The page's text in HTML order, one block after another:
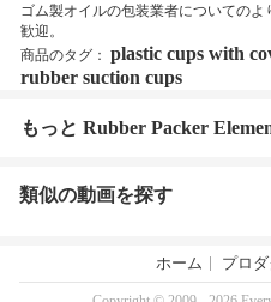
ゴム製オイルの包装業者についての
歓迎。
商品のタグ： plastic cups with
rubber suction cups
もっと Rubber Packer
類似の動画を探す
ホーム プロダ